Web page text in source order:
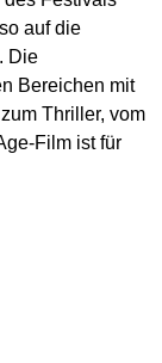
auf die
Die
Bereichen mit
Thriller, vom
Film ist für